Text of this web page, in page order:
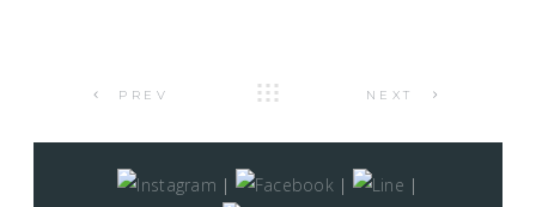
PREV NEXT
| | |